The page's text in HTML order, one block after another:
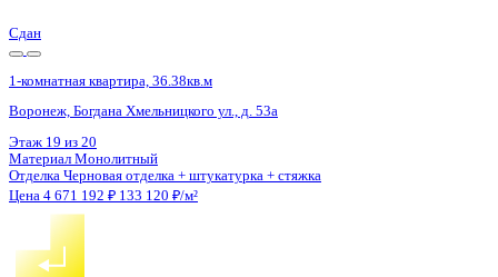
4 кв 2026
1-комнатная квартира, 40.7кв.м
Воронеж, Федора Тютчева ул., д. 93/4
Этаж 14 из 18